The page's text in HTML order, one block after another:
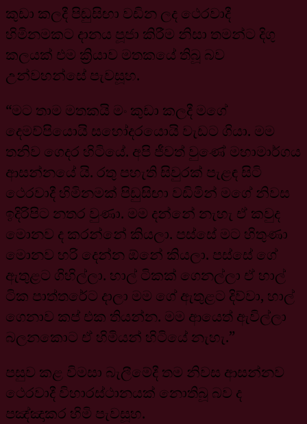
කුඩා කලදී පිඬුසිඟා වඩින ලද ථෙරවාදී
හිමිනමකට දානය පූජා කිරීම නිසා තමන්ට දිගු
කලයක් එම ක්‍රියාව මතකයේ තිබූ බව
උන්වහන්සේ පැවසූහ.
“මට තාම මතකයි මං කුඩා කලදී මගේ
දෙමව්පියොයි සහෝදරයොයි වැඩට ගියා. මම
තනිව ගෙදර හිටියේ. අපි ජීවත් වුණේ මහාමාර්ගය
ආසන්නයේ යි. රතු පහැති සිවුරක් පැළඳ සිටි
ථෙරවාදී හිමිනමක් පිඩුසිඟා වඩිමින් මගේ නිවස
ඉදිරිපිට නතර වුණා. මම දන්නේ නැහැ ඒ කවුද
මොනව ද කරන්නේ කියලා. පස්සේ මට හිතුණා
මොනව හරි දෙන්න ඕනේ කියලා. පස්සේ ගේ
ඇතුළට ගිහිල්ලා. හාල් ටිකක් ගෙනල්ලා ඒ හාල්
ටික පාත්තරේට දාලා මම ගේ ඇතුළට දිව්වා, හාල්
ගෙනාව කප් එක තියන්න. මම ආයෙත් ඇවිල්ලා
බලනකොට ඒ හිමියන් හිටියේ නැහැ.”
පසුව කළ විමසා බැලීමේදී තම නිවස ආසන්නව
ථෙරවාදී විහාරස්ථානයක් නොතිබූ බව ද
පඤ්ඤාකර හිමි පැවසූහ.